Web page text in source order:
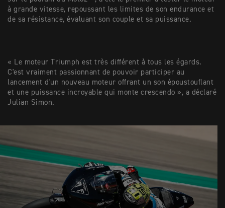
à grande vitesse, repoussant les limites de son endurance et
de sa résistance, évaluant son couple et sa puissance.
« Le moteur Triumph est très différent à tous les égards.
C'est vraiment passionnant de pouvoir participer au
lancement d'un nouveau moteur offrant un son époustouflant
et une puissance incroyable qui monte crescendo », a déclaré
Julian Simon.